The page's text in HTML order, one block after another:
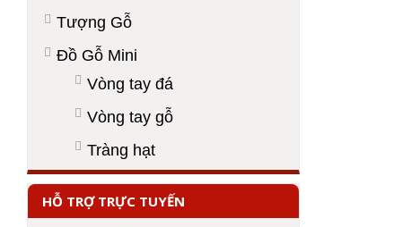
Tượng Gỗ
Đồ Gỗ Mini
Vòng tay đá
Vòng tay gỗ
Tràng hạt
HỖ TRỢ TRỰC TUYẾN